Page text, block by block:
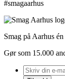
#smagaarhus
Smag på Aarhus
Gør som 15.000